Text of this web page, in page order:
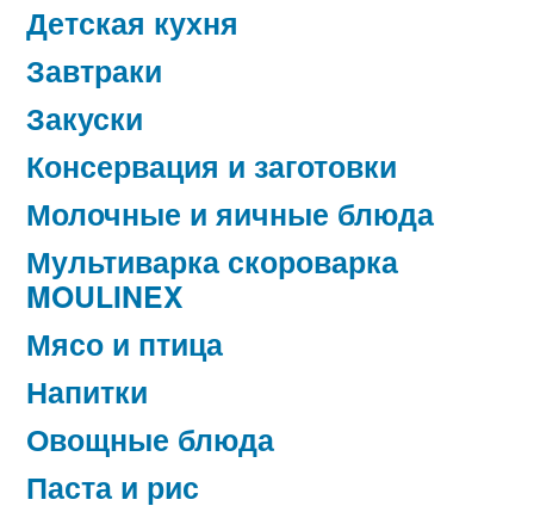
Детская кухня
Завтраки
Закуски
Консервация и заготовки
Молочные и яичные блюда
Мультиварка скороварка
MOULINEX
Мясо и птица
Напитки
Овощные блюда
Паста и рис